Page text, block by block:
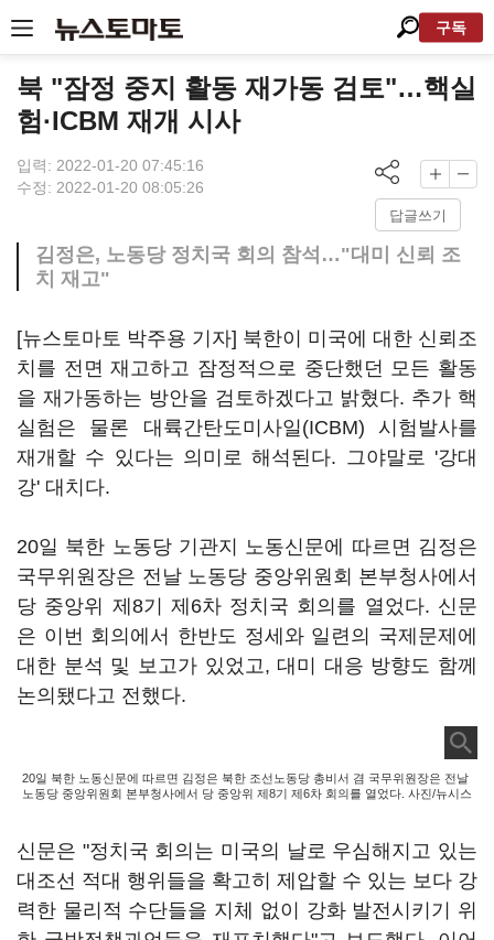
구독
북 "잠정 중지 활동 재가동 검토"…핵실
험·ICBM 재개 시사
입력: 2022-01-20 07:45:16
수정: 2022-01-20 08:05:26
답글쓰기
김정은, 노동당 정치국 회의 참석…"대미 신뢰 조
치 재고"
[뉴스토마토 박주용 기자] 북한이 미국에 대한 신뢰조
치를 전면 재고하고 잠정적으로 중단했던 모든 활동
을 재가동하는 방안을 검토하겠다고 밝혔다. 추가 핵
실험은 물론 대륙간탄도미사일(ICBM) 시험발사를
재개할 수 있다는 의미로 해석된다. 그야말로 '강대
강' 대치다.
20일 북한 노동당 기관지 노동신문에 따르면 김정은
국무위원장은 전날 노동당 중앙위원회 본부청사에서
당 중앙위 제8기 제6차 정치국 회의를 열었다. 신문
은 이번 회의에서 한반도 정세와 일련의 국제문제에
대한 분석 및 보고가 있었고, 대미 대응 방향도 함께
논의됐다고 전했다.
20일 북한 노동신문에 따르면 김정은 북한 조선노동당 총비서 겸 국무위원장은 전날
노동당 중앙위원회 본부청사에서 당 중앙위 제8기 제6차 회의를 열었다. 사진/뉴시스
신문은 "정치국 회의는 미국의 날로 우심해지고 있는
대조선 적대 행위들을 확고히 제압할 수 있는 보다 강
력한 물리적 수단들을 지체 없이 강화 발전시키기 위